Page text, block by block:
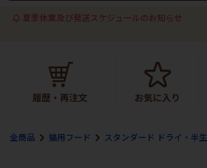
夏季休業及び発送スケジュールのお知らせ
全商品 猫用フード スタンダード ドライ・半生